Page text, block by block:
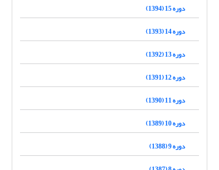
دوره 15 (1394)
دوره 14 (1393)
دوره 13 (1392)
دوره 12 (1391)
دوره 11 (1390)
دوره 10 (1389)
دوره 9 (1388)